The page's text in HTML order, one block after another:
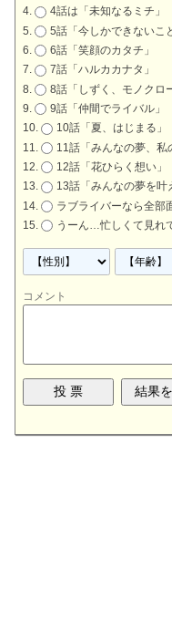
4話は「未知なるミチ」
5話「今しかできないこ
6話「笑顔のカタチ」
7話「ハルカカナタ」
8話「しずく、モノクロ
9話「仲間でライバル」
10話「夏、はじまる」
11話「みんなの夢、私
12話「花ひらく想い」
13話「みんなの夢を叶
ラブライバーなら全部
うーん…忙しくて見れ
コメント